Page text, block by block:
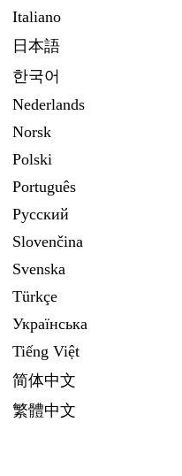
Italiano
日本語
한국어
Nederlands
Norsk
Polski
Português
Русский
Slovenčina
Svenska
Türkçe
Украïнська
Tiếng Việt
简体中文
繁體中文